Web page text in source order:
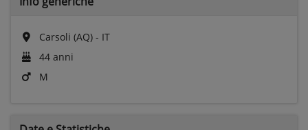
Carsoli (AQ) - IT
44 anni
M